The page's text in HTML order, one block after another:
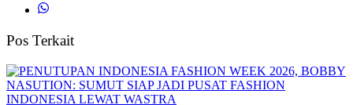
Pos Terkait